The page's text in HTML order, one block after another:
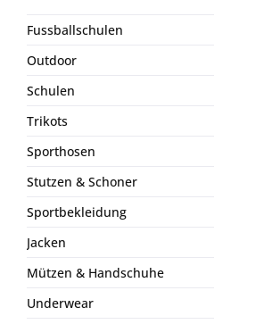
Fussballschulen
Outdoor
Schulen
Trikots
Sporthosen
Stutzen & Schoner
Sportbekleidung
Jacken
Mützen & Handschuhe
Underwear